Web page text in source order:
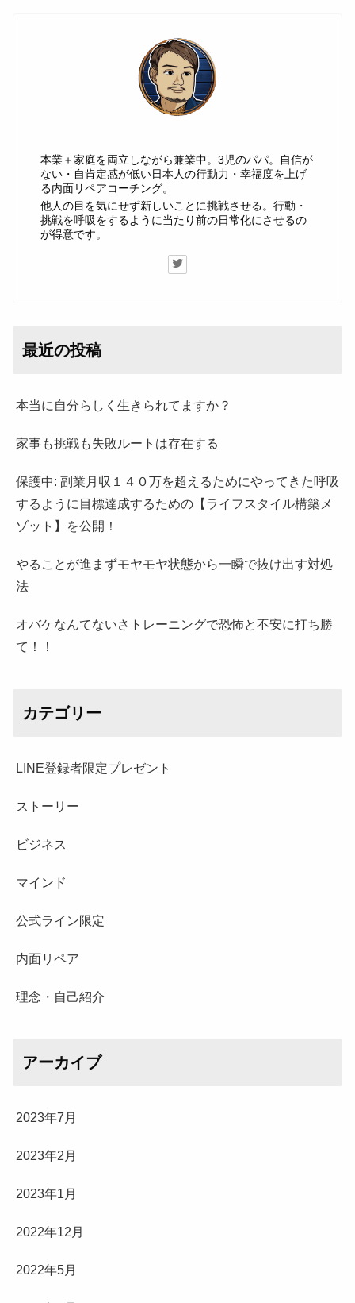
本業＋家庭を両立しながら兼業中。3児のパパ。自信が
ない・自肯定感が低い日本人の行動力・幸福度を上げ
る内面リペアコーチング。
他人の目を気にせず新しいことに挑戦させる。行動・
挑戦を呼吸をするように当たり前の日常化にさせるの
が得意です。
最近の投稿
本当に自分らしく生きられてますか？
家事も挑戦も失敗ルートは存在する
保護中: 副業月収１４０万を超えるためにやってきた呼吸
するように目標達成するための【ライフスタイル構築メ
ゾット】を公開！
やることが進まずモヤモヤ状態から一瞬で抜け出す対処
法
オバケなんてないさトレーニングで恐怖と不安に打ち勝
て！！
カテゴリー
LINE登録者限定プレゼント
ストーリー
ビジネス
マインド
公式ライン限定
内面リペア
理念・自己紹介
アーカイブ
2023年7月
2023年2月
2023年1月
2022年12月
2022年5月